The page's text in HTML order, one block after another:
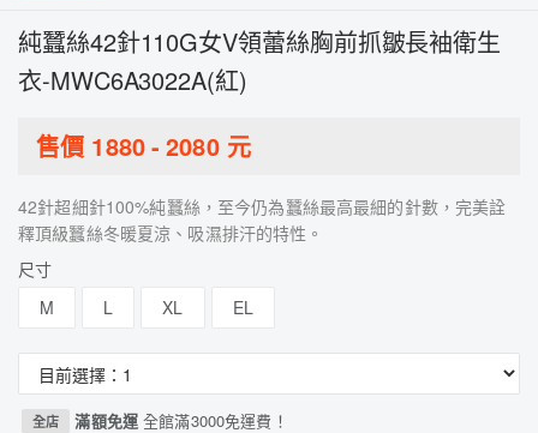
純蠶絲42針110G女V領蕾絲胸前抓皺長袖衛生
衣-MWC6A3022A(紅)
售價 1880- 2080元
42針超細針100%純蠶絲，至今仍為蠶絲最高最細的針數，完美詮
釋頂級蠶絲冬暖夏涼、吸濕排汗的特性。
尺寸
M
L XL EL
全店 滿額免運全館滿3000免運費！